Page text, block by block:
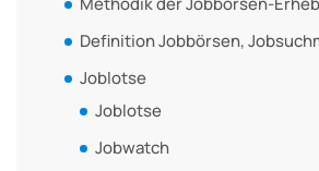
Definition Jobbörsen,
Joblotse
Joblotse
Jobwatch